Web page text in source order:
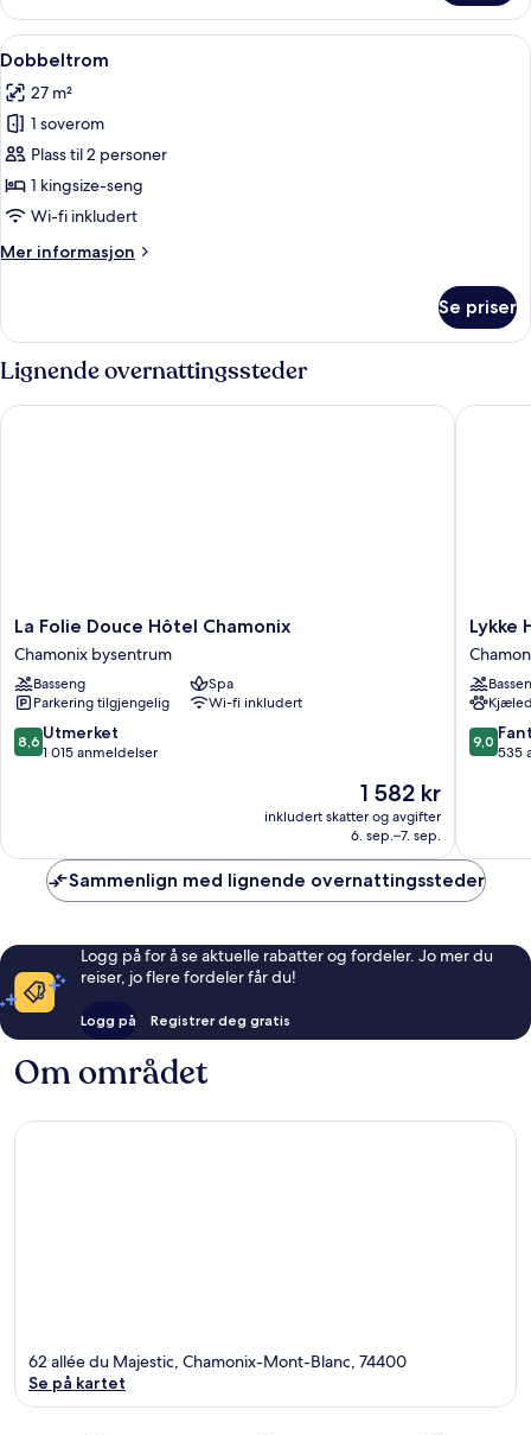
–
junior,
balkong
Åpne
alle
bildene
av
Dobbeltrom
Sengetøy av topp kvalitet,
2
Dobbeltrom
27 m²
1 soverom
Plass til 2 personer
1 kingsize-seng
Wi-fi inkludert
Mer informasjon
Mer
Se priser
Lignende overnattingssteder
La
Folie
Douce
Hôtel
Chamonix
Chamonix
bysentrum
La Folie Douce Hôtel Chamonix
Chamonix bysentrum
Basseng
Spa
Parkering tilgjengelig
Wi-fi inkludert
8.6
av
8,6 Utmerket
1 015 anmeldelser
Prisen
er
1 582 kr
1 582 kr
inkludert skatter og avgifter
6. sep.–7. sep.
La Folie Douce Hôtel Chamonix
Lykke
Hôtel
&
Spa
Lykke
9.0
av
9,0
535
Lykke
Sammenlign med lignende overnattingssteder
Logg på for å se aktuelle rabatter og fordeler. Jo mer du
reiser, jo flere fordeler får du!
Logg på Registrer deg gratis
Om området
62 allée du Majestic, Chamonix-Mont-Blanc, 74400
Se på kartet